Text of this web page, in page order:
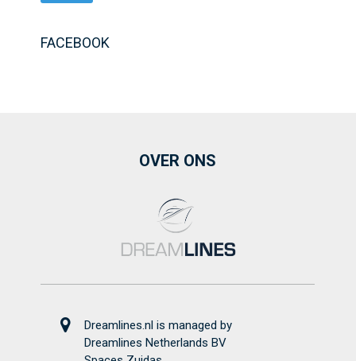
FACEBOOK
OVER ONS
Dreamlines.nl is managed by
Dreamlines Netherlands BV